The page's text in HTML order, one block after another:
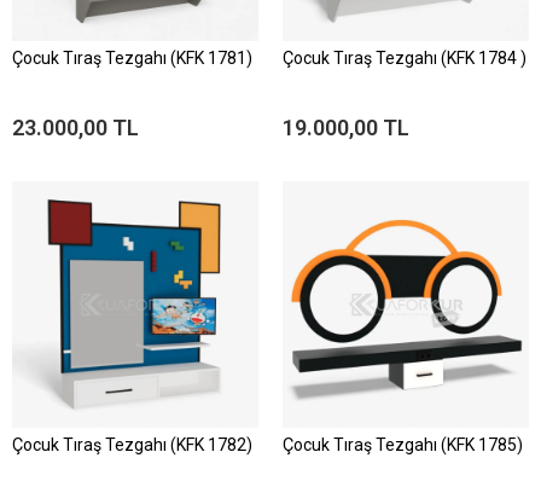
Çocuk Tıraş Tezgahı (KFK 1781)
23.000,00 TL
Çocuk Tıraş Tezgahı (KFK 1784 )
19.000,00 TL
Çocuk Tıraş Tezgahı (KFK 1782) Çocuk Tıraş Tezgahı (KFK 1785)